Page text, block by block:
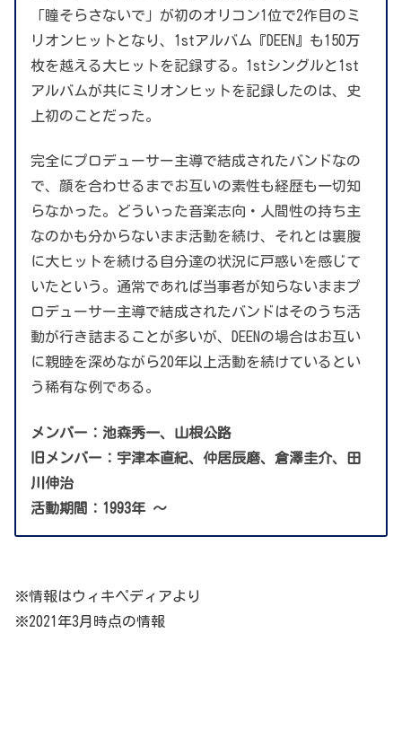
「瞳そらさないで」が初のオリコン1位で2作目のミ
リオンヒットとなり、1stアルバム『DEEN』も150万
枚を越える大ヒットを記録する。1stシングルと1st
アルバムが共にミリオンヒットを記録したのは、史
上初のことだった。
完全にプロデューサー主導で結成されたバンドなの
で、顔を合わせるまでお互いの素性も経歴も一切知
らなかった。どういった音楽志向・人間性の持ち主
なのかも分からないまま活動を続け、それとは裏腹
に大ヒットを続ける自分達の状況に戸惑いを感じて
いたという。通常であれば当事者が知らないままプ
ロデューサー主導で結成されたバンドはそのうち活
動が行き詰まることが多いが、DEENの場合はお互い
に親睦を深めながら20年以上活動を続けているとい
う稀有な例である。
メンバー：池森秀一、山根公路
旧メンバー：宇津本直紀、仲居辰磨、倉澤圭介、田
川伸治
活動期間：1993年 ～
※情報はウィキペディアより
※2021年3月時点の情報